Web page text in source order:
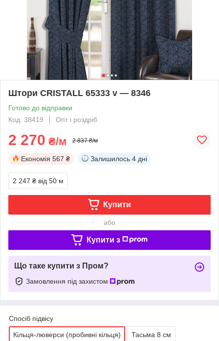
Штори CRISTALL 65333 v — 8346
Готово до відправки
Код: 38419
Опт і роздріб
2 270 ₴/м 2 837 ₴/м
Економія 567 ₴ Залишилось 4 дні
2 247 ₴ від 50 м
Купити
або
Купити з
Що таке купити з Пром?
Замовлення під захистом
Спосіб підвісу
Кільця-люверси (пробивні кільця) Тасьма 8 см